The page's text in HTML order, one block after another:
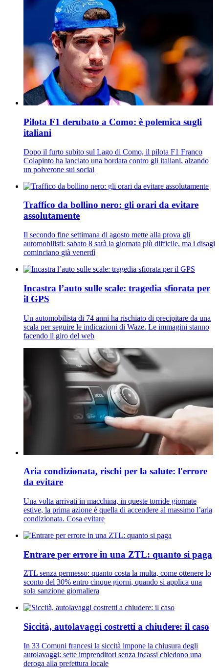
Pilota F1 derubato a Como: è polemica sugli
italiani
Dopo il furto subito sul Lago di Como, il pilota F1 Franco
Colapinto ha lanciato una bordata contro gli italiani, alzando
un polverone sui social
Traffico da bollino nero: gli orari da evitare
assolutamente
Il secondo fine settimana di agosto mette alla prova gli
automobilisti: sabato 8 sarà la giornata più difficile, ma i disagi
cominciano già venerdì
Incastra l’auto sulle scale: tragedia sfiorata per
il GPS
Un automobilista di 74 anni ha rischiato di precipitare da una
scala per seguire le indicazioni di Waze. Le immagini stanno
facendo il giro del web
Aria condizionata, rischi per la salute: l'errore
da evitare
Una volta arrivati in macchina, in queste torride giornate
estive, la prima azione è quella di accendere al massimo l’aria
condizionata. Cosa evitare
Entrare per errore in una ZTL: quanto si paga
ZTL senza permesso: quanto costa la multa, come ottenere lo
sconto del 30% entro cinque giorni, quando si applica una
sola sanzione giornaliera
Siccità, autolavaggi costretti a chiudere: il caso
In 33 Comuni francesi la siccità impone la chiusura degli
autolavaggi: sette imprenditori senza incassi chiedono una
deroga alla prefettura locale